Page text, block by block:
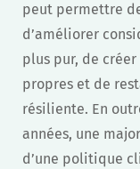
peut permettre
d’améliorer
plus pur, de
propres et de
résiliente. En
années, une
d’une politique